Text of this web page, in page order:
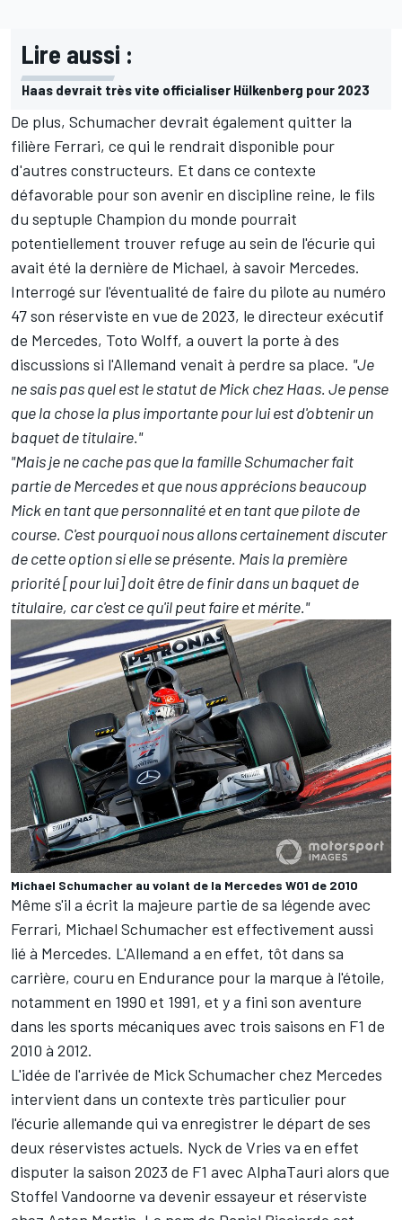
Lire aussi :
Haas devrait très vite officialiser Hülkenberg pour 2023
De plus, Schumacher devrait également quitter la
filière Ferrari, ce qui le rendrait disponible pour
d'autres constructeurs. Et dans ce contexte
défavorable pour son avenir en discipline reine, le fils
du septuple Champion du monde pourrait
potentiellement trouver refuge au sein de l'écurie qui
avait été la dernière de Michael, à savoir Mercedes.
Interrogé sur l'éventualité de faire du pilote au numéro
47 son réserviste en vue de 2023, le directeur exécutif
de Mercedes, Toto Wolff, a ouvert la porte à des
discussions si l'Allemand venait à perdre sa place. "Je
ne sais pas quel est le statut de Mick chez Haas. Je pense
que la chose la plus importante pour lui est d'obtenir un
baquet de titulaire."
"Mais je ne cache pas que la famille Schumacher fait
partie de Mercedes et que nous apprécions beaucoup
Mick en tant que personnalité et en tant que pilote de
course. C'est pourquoi nous allons certainement discuter
de cette option si elle se présente. Mais la première
priorité [pour lui] doit être de finir dans un baquet de
titulaire, car c'est ce qu'il peut faire et mérite."
Michael Schumacher au volant de la Mercedes W01 de 2010
Même s'il a écrit la majeure partie de sa légende avec
Ferrari, Michael Schumacherest effectivement aussi
lié à Mercedes. L'Allemand a en effet, tôt dans sa
carrière, couru en Endurance pour la marque à l'étoile,
notamment en 1990 et 1991, et y a fini son aventure
dans les sports mécaniques avec trois saisons en F1 de
2010 à 2012.
L'idée de l'arrivée de Mick Schumacher chez Mercedes
intervient dans un contexte très particulier pour
l'écurie allemande qui va enregistrer le départ de ses
deux réservistes actuels. Nyck de Vries va en effet
disputer la saison 2023 de F1 avec AlphaTauri alors que
Stoffel Vandoorne va devenir essayeur et réserviste